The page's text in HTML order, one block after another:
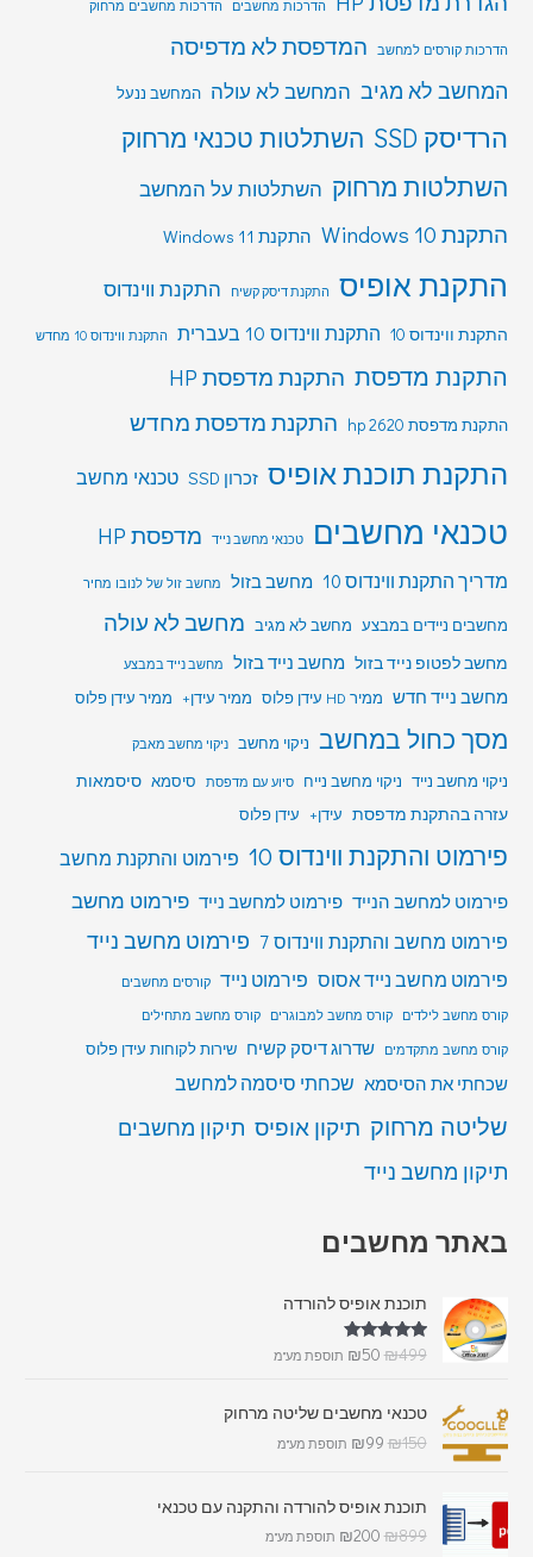
הדרכות מחשבים הדרכות מחשבים מרחוק
הדרכות קורסים למחשב המדפסת לא מדפיסה
המחשב לא מגיב המחשב לא עולה המחשב ננעל
הרדיסק SSD
השתלטות טכנאי מרחוק
השתלטות מרחוק השתלטות על המחשב
התקנת Windows 10 התקנת Windows 11
התקנת אופיס התקנת דיסק קשיח התקנת ווינדוס
התקנת ווינדוס 10 התקנת ווינדוס 10 בעברית התקנת ווינדוס 10 מחדש
התקנת מדפסת התקנת מדפסת HP
התקנת מדפסת hp 2620 התקנת מדפסת מחדש
התקנת תוכנת אופיס זכרון SSD טכנאי מחשב
טכנאי מחשבים טכנאי מחשב נייד מדפסת HP
מדריך התקנת ווינדוס 10 מחשב בזול מחשב זול של לנובו מחיר
מחשבים ניידים במבצע מחשב לא מגיב מחשב לא עולה
מחשב לפטופ נייד בזול מחשב נייד בזול מחשב נייד במבצע
מחשב נייד חדש ממיר HD עידן פלוס ממיר עידן+ ממיר עידן פלוס
מסך כחול במחשב ניקוי מחשב ניקוי מחשב מאבק
ניקוי מחשב נייד ניקוי מחשב נייח סיוע עם מדפסת סיסמא סיסמאות
עזרה בהתקנת מדפסת עידן+ עידן פלוס
פירמוט והתקנת ווינדוס 10 פירמוט והתקנת מחשב
פירמוט למחשב הנייד פירמוט למחשב נייד פירמוט מחשב
פירמוט מחשב והתקנת ווינדוס 7
פירמוט מחשב נייד
פירמוט מחשב נייד אסוס פירמוט נייד קורסים מחשבים
קורס מחשב לילדים
קורס מחשב למבוגרים
קורס מחשב מתחילים
קורס מחשב מתקדמים
שדרוג דיסק קשיח שירות לקוחות עידן פלוס
שכחתי את הסיסמא שכחתי סיסמה למחשב
שליטה מרחוק תיקון אופיס תיקון מחשבים
תיקון מחשב נייד
באתר מחשבים
תוכנת אופיס להורדה
דורג5.00
₪499
₪50 תוספת מע"מ
טכנאי מחשבים שליטה מרחוק
₪150
₪99 תוספת מע"מ
תוכנת אופיס להורדה והתקנה עם טכנאי
₪899
₪200 תוספת מע"מ